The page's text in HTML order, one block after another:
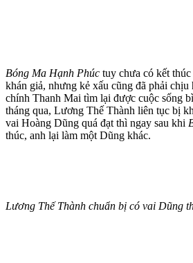
Bóng Ma Hạnh Phúc tuy chưa có kết
khán giả, nhưng kẻ xấu cũng đã phải
chính Thanh Mai tìm lại được cuộc sống
tháng qua, Lương Thế Thành liên tục bị
vai Hoàng Dũng quá đạt thì ngay sau khi
thúc, anh lại làm một Dũng khác.
Lương Thế Thành chuẩn bị có vai Dũng